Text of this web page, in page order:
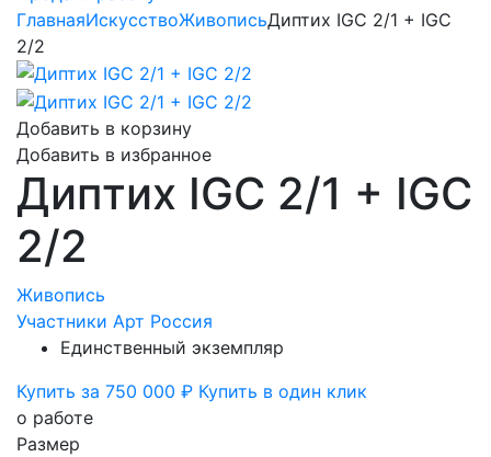
ГлавнаяИскусствоЖивописьДиптих IGC 2/1 + IGC
2/2
Добавить в корзину
Добавить в избранное
Диптих IGC 2/1 + IGC
2/2
Живопись
Участники Арт Россия
Единственный экземпляр
Купить за 750 000 ₽ Купить в один клик
о работе
Размер